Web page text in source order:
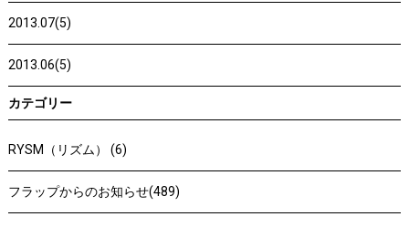
2013.07(5)
2013.06(5)
カテゴリー
RYSM（リズム） (6)
フラップからのお知らせ(489)